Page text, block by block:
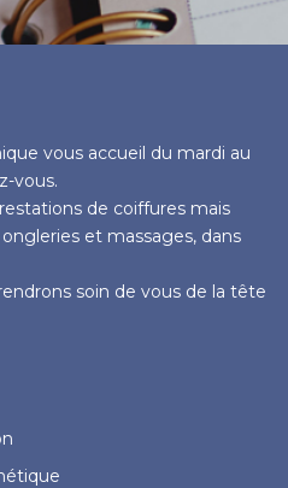
vous accueil du mardi au
vous.
de coiffures mais
et massages, dans
soin de vous de la tête